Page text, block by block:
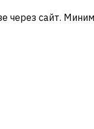
через сайт.